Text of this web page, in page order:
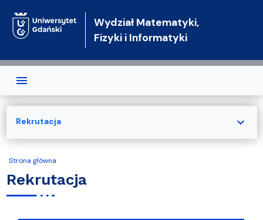
Wydział Matematyki,
Fizyki i Informatyki
Strona główna
Rekrutacja
Rekrutacja expand_more